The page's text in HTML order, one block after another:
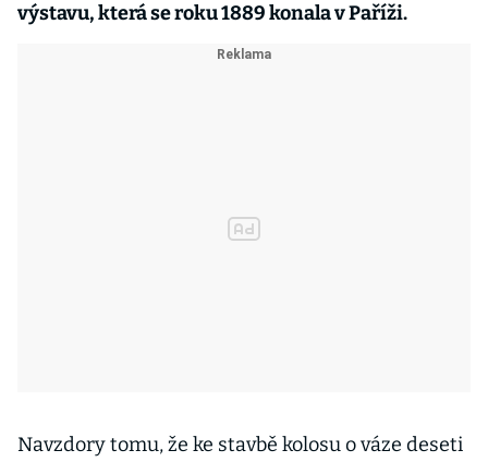
výstavu, která se roku 1889 konala v Paříži.
Navzdory tomu, že ke stavbě kolosu o váze deseti